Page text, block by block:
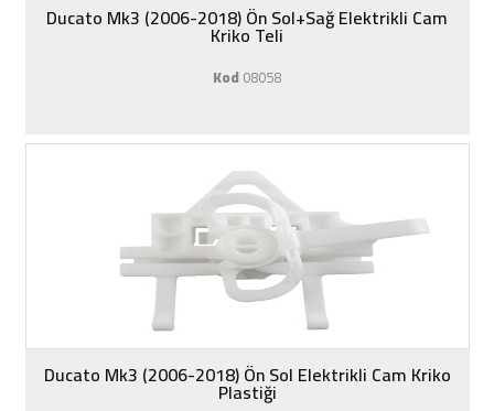
Ducato Mk3 (2006-2018) Ön Sol+Sağ Elektrikli Cam
Kriko Teli
Kod08058
Ducato Mk3 (2006-2018) Ön Sol Elektrikli Cam Kriko
Plastiği